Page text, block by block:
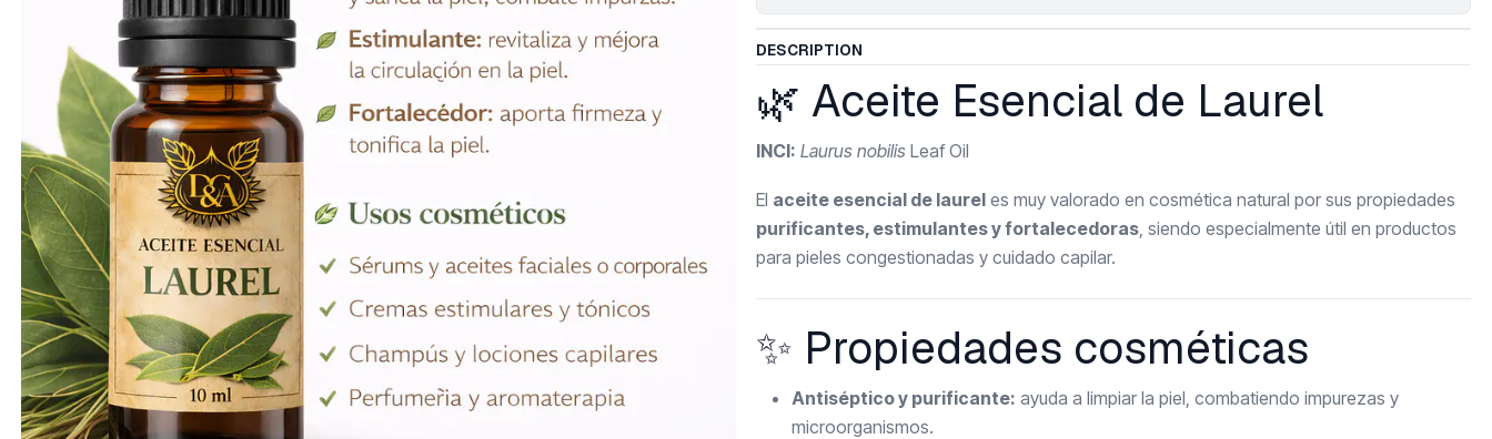
DESCRIPTION
🌿 Aceite Esencial de Laurel
INCI: Laurus nobilis Leaf Oil
El aceite esencial de laurel es muy valorado en cosmética natural por sus propiedades
purificantes, estimulantes y fortalecedoras, siendo especialmente útil en productos
para pieles congestionadas y cuidado capilar.
✨ Propiedades cosméticas
Antiséptico y purificante: ayuda a limpiar la piel, combatiendo impurezas y
microorganismos.